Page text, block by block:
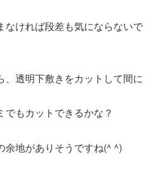
なければ段差も気にならないで
、透明下敷きをカットして間に
もカットできるかな？
余地がありそうですね(^ ^)